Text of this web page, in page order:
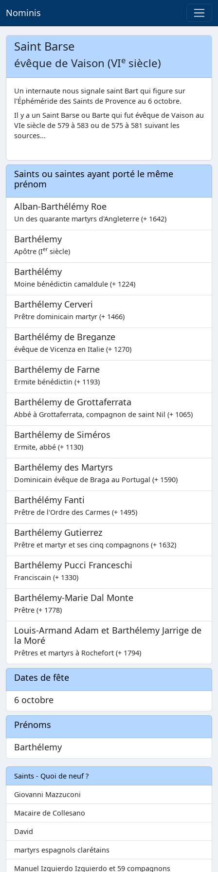
Nominis
Saint Barse
évêque de Vaison (VIe siècle)
Un internaute nous signale saint Bart qui figure sur
l'Éphéméride des Saints de Provence au 6 octobre.
Il y a un Saint Barse ou Barte qui fut évêque de Vaison au
VIe siècle de 579 à 583 ou de 575 à 581 suivant les
sources...
Saints ou saintes ayant porté le même
prénom
Alban-Barthélémy Roe
Un des quarante martyrs d'Angleterre (+ 1642)
Barthélemy
Apôtre (Iersiècle)
Barthélémy
Moine bénédictin camaldule (+ 1224)
Barthélemy Cerveri
Prêtre dominicain martyr (+ 1466)
Barthélémy de Breganze
évêque de Vicenza en Italie (+ 1270)
Barthélemy de Farne
Ermite bénédictin (+ 1193)
Barthélemy de Grottaferrata
Abbé à Grottaferrata, compagnon de saint Nil (+ 1065)
Barthélemy de Siméros
Ermite, abbé (+ 1130)
Barthélemy des Martyrs
Dominicain évêque de Braga au Portugal (+ 1590)
Barthélémy Fanti
Prêtre de l'Ordre des Carmes (+ 1495)
Barthélemy Gutierrez
Prêtre et martyr et ses cinq compagnons (+ 1632)
Barthélemy Pucci Franceschi
Franciscain (+ 1330)
Barthélemy-Marie Dal Monte
Prêtre (+ 1778)
Louis-Armand Adam et Barthélemy Jarrige de
la Moré
Prêtres et martyrs à Rochefort (+ 1794)
Dates de fête
6 octobre
Prénoms
Barthélemy
Saints - Quoi de neuf ?
Giovanni Mazzuconi
Macaire de Collesano
David
martyrs espagnols clarétains
Manuel Izquierdo Izquierdo et 59 compagnons